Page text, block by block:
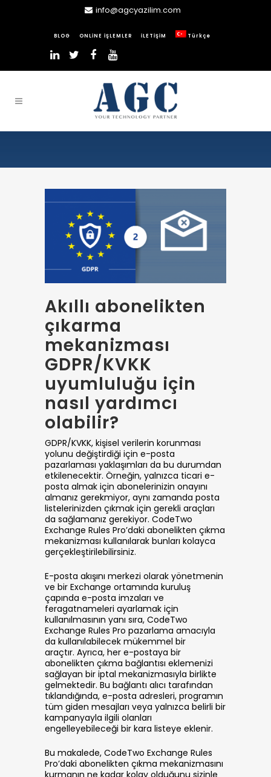
info@agcyazilim.com
BLOG ONLİNE İŞLEMLER İLETİŞİM Türkçe
Akıllı abonelikten
çıkarma
mekanizması
GDPR/KVKK
uyumluluğu için
nasıl yardımcı
olabilir?
GDPR/KVKK, kişisel verilerin korunması
yolunu değiştirdiği için e-posta
pazarlaması yaklaşımları da bu durumdan
etkilenecektir. Örneğin, yalnızca ticari e-
posta almak için abonelerinizin onayını
almanız gerekmiyor, aynı zamanda posta
listelerinizden çıkmak için gerekli araçları
da sağlamanız gerekiyor. CodeTwo
Exchange Rules Pro’daki abonelikten çıkma
mekanizması kullanılarak bunları kolayca
gerçekleştirilebilirsiniz.
E-posta akışını merkezi olarak yönetmenin
ve bir Exchange ortamında kuruluş
çapında e-posta imzaları ve
feragatnameleri ayarlamak için
kullanılmasının yanı sıra, CodeTwo
Exchange Rules Pro pazarlama amacıyla
da kullanılabilecek mükemmel bir
araçtır. Ayrıca, her e-postaya bir
abonelikten çıkma bağlantısı eklemenizi
sağlayan bir iptal mekanizmasıyla birlikte
gelmektedir. Bu bağlantı alıcı tarafından
tıklandığında, e-posta adresleri, programın
tüm giden mesajları veya yalnızca belirli bir
kampanyayla ilgili olanları
engelleyebileceği bir kara listeye eklenir.
Bu makalede, CodeTwo Exchange Rules
Pro’daki abonelikten çıkma mekanizmasını